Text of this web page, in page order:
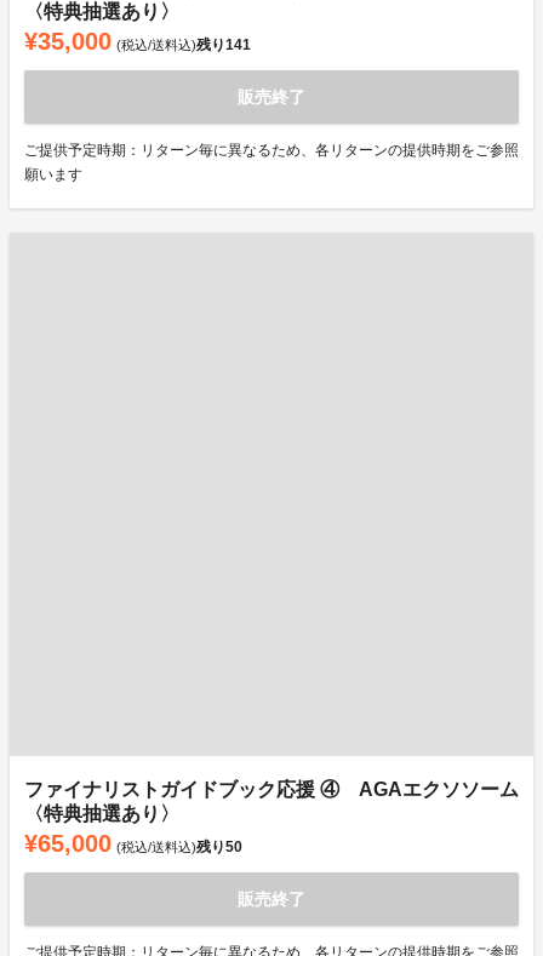
〈特典抽選あり〉
¥35,000 (税込/送料込)残り141
販売終了
ご提供予定時期：リターン毎に異なるため、各リターンの提供時期をご参照
願います
ファイナリストガイドブック応援 ④ AGAエクソソーム
〈特典抽選あり〉
¥65,000 (税込/送料込)残り50
販売終了
ご提供予定時期：リターン毎に異なるため、各リターンの提供時期をご参照